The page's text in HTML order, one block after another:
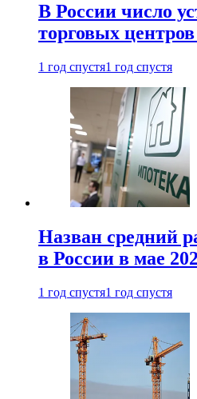
В России число
торговых центров
1 год спустя1 год спустя
Назван средний
в России в мае
1 год спустя1 год спустя